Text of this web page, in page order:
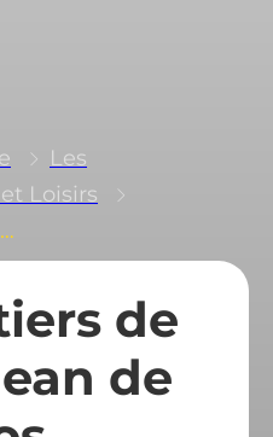
Les
Loisirs
Les potiers de Saint Jean de Fos
de
de